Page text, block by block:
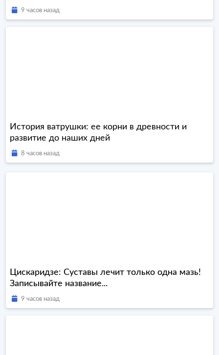
9 часов назад
История ватрушки: ее корни в древности и
развитие до наших дней
8 часов назад
Цискаридзе: Суставы лечит только одна мазь!
Записывайте название...
9 часов назад